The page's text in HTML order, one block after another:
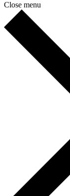
Close menu